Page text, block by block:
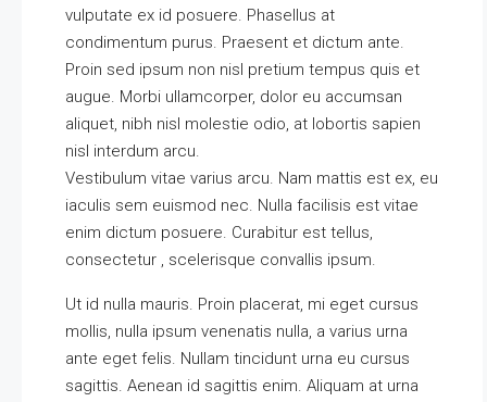
vulputate ex id posuere. Phasellus at
condimentum purus. Praesent et dictum ante.
Proin sed ipsum non nisl pretium tempus quis et
augue. Morbi ullamcorper, dolor eu accumsan
aliquet, nibh nisl molestie odio, at lobortis sapien
nisl interdum arcu.
Vestibulum vitae varius arcu. Nam mattis est ex, eu
iaculis sem euismod nec. Nulla facilisis est vitae
enim dictum posuere. Curabitur est tellus,
consectetur , scelerisque convallis ipsum.
Ut id nulla mauris. Proin placerat, mi eget cursus
mollis, nulla ipsum venenatis nulla, a varius urna
ante eget felis. Nullam tincidunt urna eu cursus
sagittis. Aenean id sagittis enim. Aliquam at urna